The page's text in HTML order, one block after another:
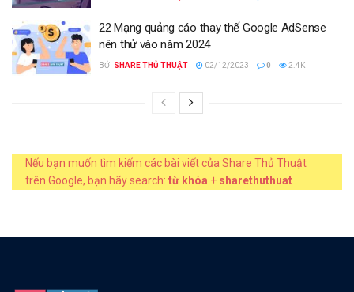
22 Mạng quảng cáo thay thế Google AdSense
nên thử vào năm 2024
BỞI SHARE THỦ THUẬT 02/12/2023 0 2.4K
Nếu bạn muốn tìm kiếm các bài viết của Share Thủ Thuật
trên Google, bạn hãy search: từ khóa + sharethuthuat